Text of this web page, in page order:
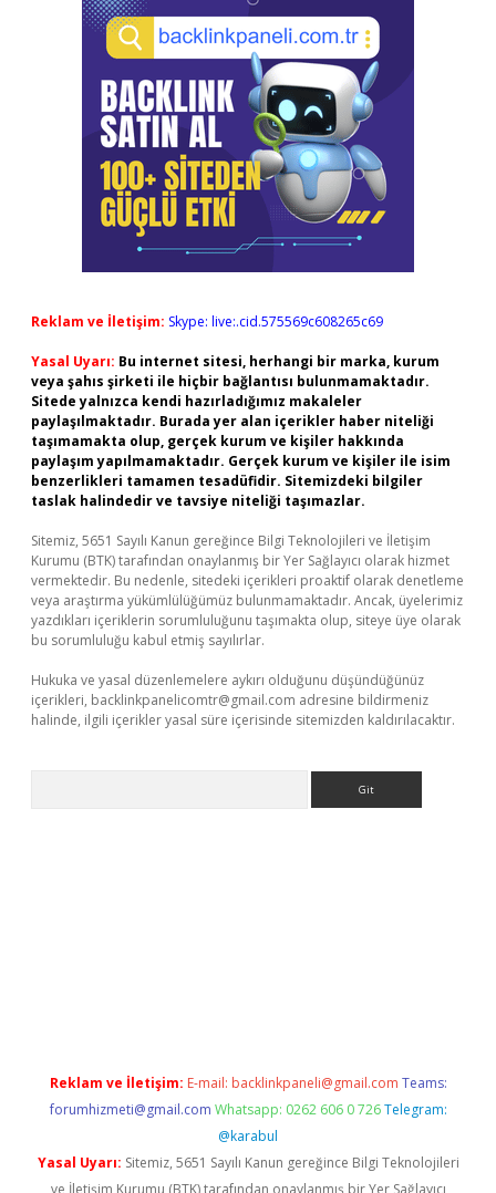
Reklam ve İletişim: Skype: live:.cid.575569c608265c69
Yasal Uyarı: Bu internet sitesi, herhangi bir marka, kurum
veya şahıs şirketi ile hiçbir bağlantısı bulunmamaktadır.
Sitede yalnızca kendi hazırladığımız makaleler
paylaşılmaktadır. Burada yer alan içerikler haber niteliği
taşımamakta olup, gerçek kurum ve kişiler hakkında
paylaşım yapılmamaktadır. Gerçek kurum ve kişiler ile isim
benzerlikleri tamamen tesadüfidir. Sitemizdeki bilgiler
taslak halindedir ve tavsiye niteliği taşımazlar.
Sitemiz, 5651 Sayılı Kanun gereğince Bilgi Teknolojileri ve İletişim
Kurumu (BTK) tarafından onaylanmış bir Yer Sağlayıcı olarak hizmet
vermektedir. Bu nedenle, sitedeki içerikleri proaktif olarak denetleme
veya araştırma yükümlülüğümüz bulunmamaktadır. Ancak, üyelerimiz
yazdıkları içeriklerin sorumluluğunu taşımakta olup, siteye üye olarak
bu sorumluluğu kabul etmiş sayılırlar.
Hukuka ve yasal düzenlemelere aykırı olduğunu düşündüğünüz
içerikleri, backlinkpanelicomtr@gmail.com adresine bildirmeniz
halinde, ilgili içerikler yasal süre içerisinde sitemizden kaldırılacaktır.
Reklam ve İletişim: E-mail: backlinkpaneli@gmail.com Teams:
forumhizmeti@gmail.com Whatsapp: 0262 606 0 726 Telegram:
@karabul
Yasal Uyarı: Sitemiz, 5651 Sayılı Kanun gereğince Bilgi Teknolojileri
ve İletişim Kurumu (BTK) tarafından onaylanmış bir Yer Sağlayıcı